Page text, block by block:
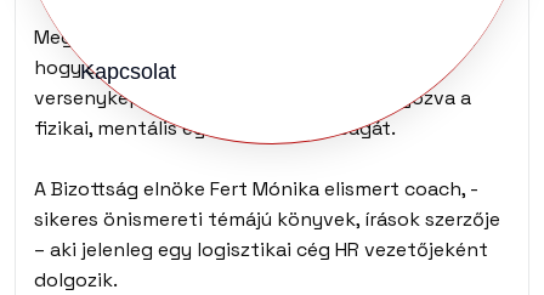
Kapcsolat
Megalakult a KKVHÁZ Egészség Bizottsága. Célja,
hogy segítse a vállalatok felsővezetőit a
versenyképesség növelésében, hangsúlyozva a
fizikai, mentális egészség fontosságát.
A Bizottság elnöke Fert Mónika elismert coach, -
sikeres önismereti témájú könyvek, írások szerzője
– aki jelenleg egy logisztikai cég HR vezetőjeként
dolgozik.